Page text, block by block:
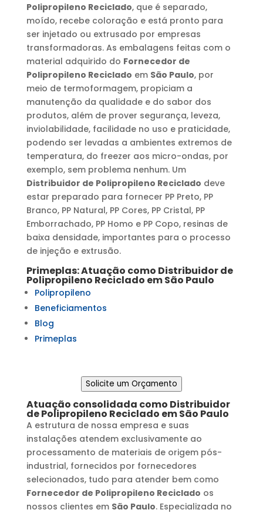
Polipropileno Reciclado, que é separado,
moído, recebe coloração e está pronto para
ser injetado ou extrusado por empresas
transformadoras. As embalagens feitas com o
material adquirido do Fornecedor de
Polipropileno Reciclado em São Paulo, por
meio de termoformagem, propiciam a
manutenção da qualidade e do sabor dos
produtos, além de prover segurança, leveza,
inviolabilidade, facilidade no uso e praticidade,
podendo ser levadas a ambientes extremos de
temperatura, do freezer aos micro-ondas, por
exemplo, sem problema nenhum. Um
Distribuidor de Polipropileno Reciclado deve
estar preparado para fornecer PP Preto, PP
Branco, PP Natural, PP Cores, PP Cristal, PP
Emborrachado, PP Homo e PP Copo, resinas de
baixa densidade, importantes para o processo
de injeção e extrusão.
Primeplas: Atuação como Distribuidor de
Polipropileno Reciclado emSão Paulo
Polipropileno
Beneficiamentos
Blog
Primeplas
Solicite um Orçamento
Atuação consolidada como Distribuidor
de Polipropileno Reciclado emSão Paulo
A estrutura de nossa empresa e suas
instalações atendem exclusivamente ao
processamento de materiais de origem pós-
industrial, fornecidos por fornecedores
selecionados, tudo para atender bem como
Fornecedor de Polipropileno Reciclado os
nossos clientes em São Paulo. Especializada no